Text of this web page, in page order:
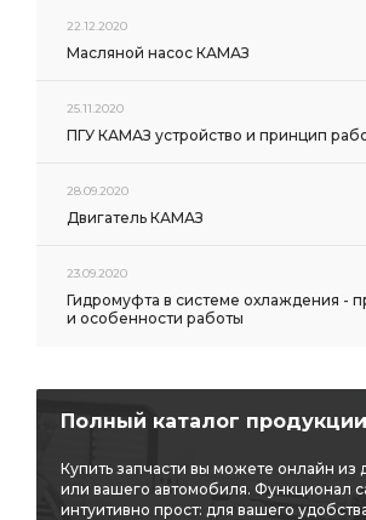
22.12.2020
Масляной насос КАМАЗ
25.11.2020
ПГУ КАМАЗ устройство и принцип
28.09.2020
Двигатель КАМАЗ
23.09.2020
Гидромуфта в системе охлаждения -
и особенности работы
Полный каталог продукции
Купить запчасти вы можете онлайн из
или вашего автомобиля. Функционал
интуитивно прост: для вашего